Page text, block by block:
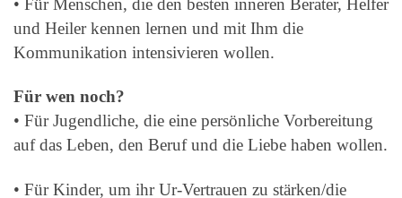
und Heiler kennen lernen und mit Ihm die
Kommunikation intensivieren wollen.
Für wen noch?
• Für Jugendliche, die eine persönliche Vorbereitung
auf das Leben, den Beruf und die Liebe haben wollen.
• Für Kinder, um ihr Ur-Vertrauen zu stärken/die